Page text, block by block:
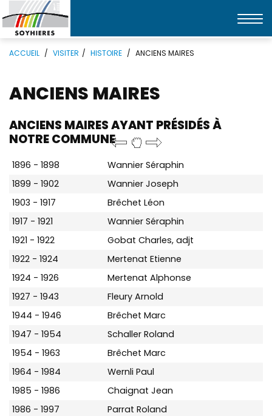
clés
Rechercher
la
ACCUEIL VISITER HISTOIRE ANCIENS MAIRES
ANCIENS MAIRES
ANCIENS MAIRES AYANT PRÉSIDÉS À
NOTRE COMMUNE
1896 - 1898
Wannier Séraphin
1899 - 1902
Wannier Joseph
1903 - 1917
Brêchet Léon
1917 - 1921
Wannier Séraphin
1921 - 1922
Gobat Charles, adjt
1922 - 1924
Mertenat Etienne
1924 - 1926
Mertenat Alphonse
1927 - 1943
Fleury Arnold
1944 - 1946
Brêchet Marc
1947 - 1954
Schaller Roland
1954 - 1963
Brêchet Marc
1964 - 1984
Wernli Paul
1985 - 1986
Chaignat Jean
1986 - 1997
Parrat Roland